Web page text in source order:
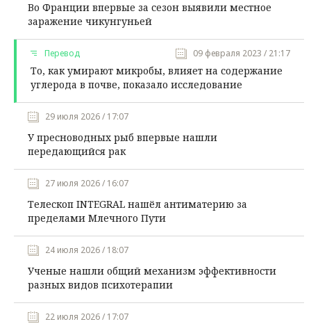
Во Франции впервые за сезон выявили местное
заражение чикунгуньей
Перевод 09 февраля 2023 / 21:17
То, как умирают микробы, влияет на содержание
углерода в почве, показало исследование
29 июля 2026 / 17:07
У пресноводных рыб впервые нашли
передающийся рак
27 июля 2026 / 16:07
Телескоп INTEGRAL нашёл антиматерию за
пределами Млечного Пути
24 июля 2026 / 18:07
Ученые нашли общий механизм эффективности
разных видов психотерапии
22 июля 2026 / 17:07